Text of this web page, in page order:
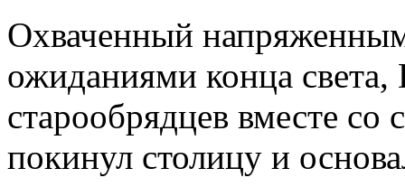
Охваченный
ожиданиями конца
старообрядцев вместе со
покинул столицу и